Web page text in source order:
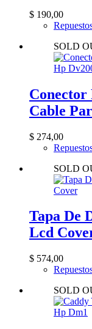
$ 190,00
SOLD
Conector
Cable
$ 274,00
SOLD
Tapa De
Lcd
$ 574,00
SOLD